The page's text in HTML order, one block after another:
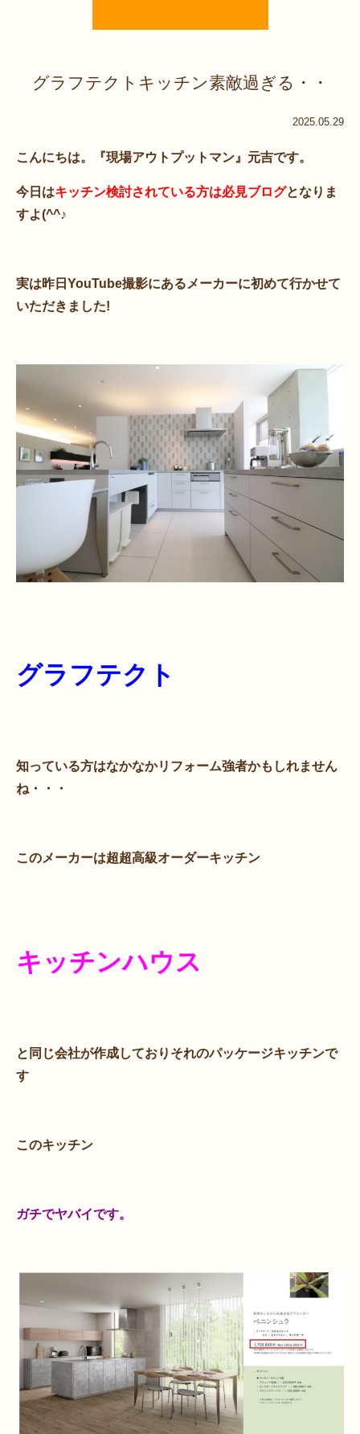
グラフテクトキッチン素敵過ぎる・・
2025.05.29
こんにちは。『現場アウトプットマン』元吉です。
今日はキッチン検討されている方は必見ブログとなりま
すよ(^^♪
実は昨日YouTube撮影にあるメーカーに初めて行かせて
いただきました!
グラフテクト
知っている方はなかなかリフォーム強者かもしれません
ね・・・
このメーカーは超超高級オーダーキッチン
キッチンハウス
と同じ会社が作成しておりそれのパッケージキッチンで
す
このキッチン
ガチでヤバイです。